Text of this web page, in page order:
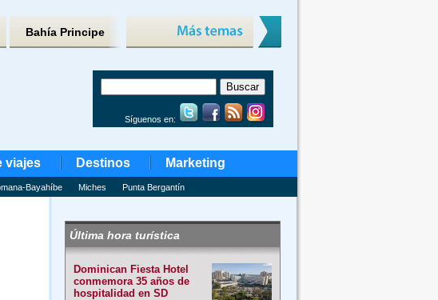
Bahía Principe
Síguenos en:
viajes Destinos Marketing
Bayahíbe Miches Punta Bergantín
Última hora turística
Dominican Fiesta Hotel
conmemora 35 años de
hospitalidad en SD